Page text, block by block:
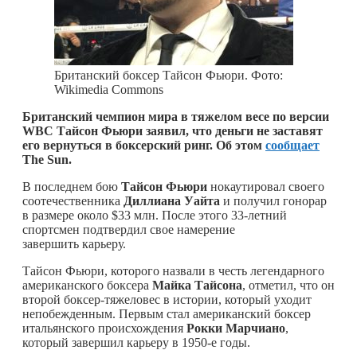
Британский боксер Тайсон Фьюри. Фото:
Wikimedia Commons
Британский чемпион мира в тяжелом весе по версии
WBC Тайсон Фьюри заявил, что деньги не заставят
его вернуться в боксерский ринг. Об этом сообщает
The Sun.
В последнем бою Тайсон Фьюри нокаутировал своего
соотечественника Диллиана Уайта и получил гонорар
в размере около $33 млн. После этого 33-летний
спортсмен подтвердил свое намерение
завершить карьеру.
Тайсон Фьюри, которого назвали в честь легендарного
американского боксера Майка Тайсона, отметил, что он
второй боксер-тяжеловес в истории, который уходит
непобежденным. Первым стал американский боксер
итальянского происхождения Рокки Марчиано,
который завершил карьеру в 1950-е годы.